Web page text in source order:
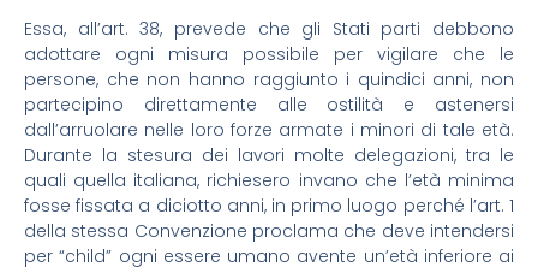
Essa, all’art. 38, prevede che gli Stati parti debbono
adottare ogni misura possibile per vigilare che le
persone, che non hanno raggiunto i quindici anni, non
partecipino direttamente alle ostilità e astenersi
dall’arruolare nelle loro forze armate i minori di tale età.
Durante la stesura dei lavori molte delegazioni, tra le
quali quella italiana, richiesero invano che l’età minima
fosse fissata a diciotto anni, in primo luogo perché l’art. 1
della stessa Convenzione proclama che deve intendersi
per “child” ogni essere umano avente un’età inferiore ai